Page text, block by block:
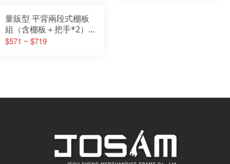
量販型 平背兩段式棚板
組（含棚板＋把手*2）
｜適用平背背板・洞洞背
$571 ~ $719